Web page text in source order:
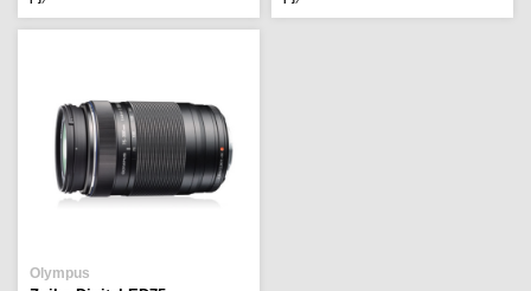
Olympus